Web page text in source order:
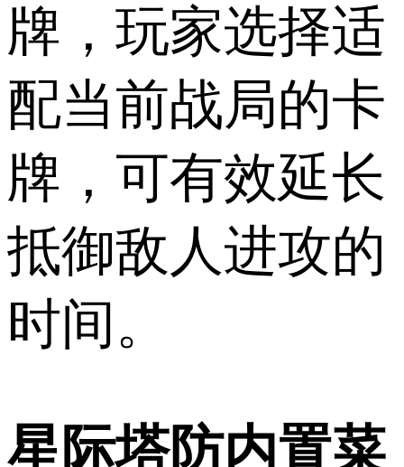
牌，玩家选择适
配当前战局的卡
牌，可有效延长
抵御敌人进攻的
时间。
星际塔防内置菜